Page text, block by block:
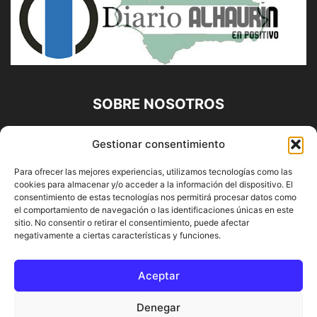
Gestionar consentimiento
Para ofrecer las mejores experiencias, utilizamos tecnologías como las
cookies para almacenar y/o acceder a la información del dispositivo. El
consentimiento de estas tecnologías nos permitirá procesar datos como
el comportamiento de navegación o las identificaciones únicas en este
sitio. No consentir o retirar el consentimiento, puede afectar
negativamente a ciertas características y funciones.
Aceptar
Denegar
SOBRE NOSOTROS
Diario Alhaurín (www.alhaurindelatorre.com) Propiedad de
Francisco E. López López | 639 95 71 95 | Noticias de
Alhaurín de la Torre, Málaga y Provincia|
Contáctanos:info@alhaurindelatorre.com
SÍGUENOS